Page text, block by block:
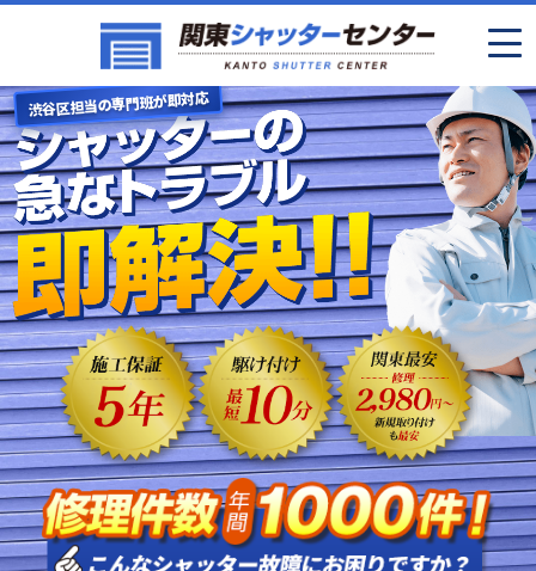
渋谷区担当の専門班が即対応